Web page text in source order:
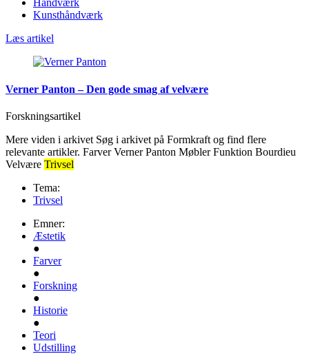
Håndværk
Kunsthåndværk
Læs artikel
Verner Panton – Den gode smag af velvære
Forskningsartikel
Mere viden i arkivet Søg i arkivet på Formkraft og find flere
relevante artikler. Farver Verner Panton Møbler Funktion Bourdieu
Velvære Trivsel
Tema:
Trivsel
Emner:
Æstetik
●
Farver
●
Forskning
●
Historie
●
Teori
Udstilling